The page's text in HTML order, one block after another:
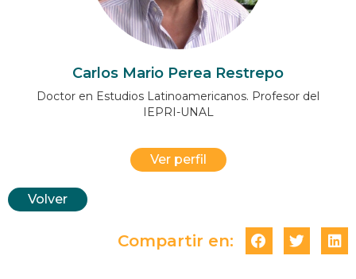
Carlos Mario Perea Restrepo
Doctor en Estudios Latinoamericanos. Profesor del
IEPRI-UNAL
Ver perfil
Volver
Compartir en: